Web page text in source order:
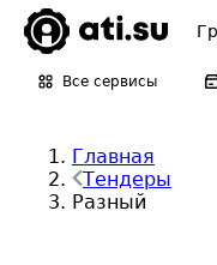
Все сервисы
Главная
Тендеры
Разный